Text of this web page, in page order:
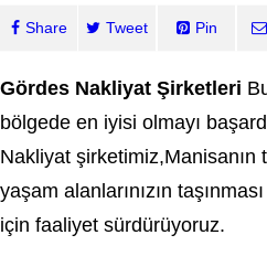
Share Tweet Pin
Gördes Nakliyat Şirketleri
bölgede en iyisi olmayı
Nakliyat şirketimiz,Manisanın
yaşam alanlarınızın
için faaliyet sürdürüyoruz.